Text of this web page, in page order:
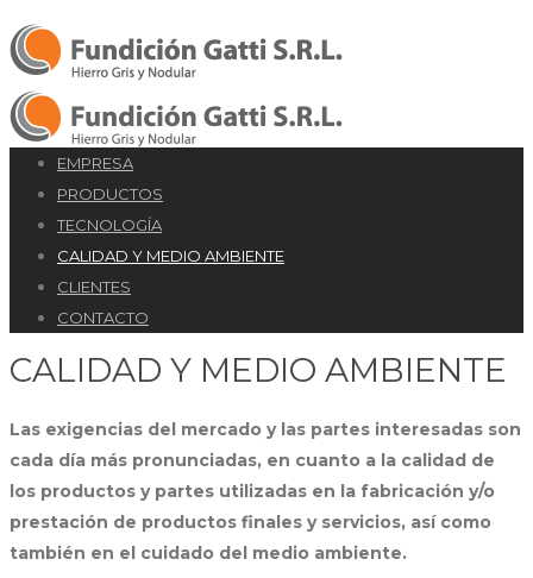
EMPRESA
PRODUCTOS
TECNOLOGÍA
CALIDAD Y MEDIO AMBIENTE
CLIENTES
CONTACTO
CALIDAD Y MEDIO AMBIENTE
Las exigencias del mercado y las partes interesadas son
cada día más pronunciadas, en cuanto a la calidad de
los productos y partes utilizadas en la fabricación y/o
prestación de productos finales y servicios, así como
también en el cuidado del medio ambiente.